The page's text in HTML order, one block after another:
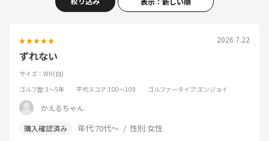
2026.7.22
ずれない
サイズ：WH(白)
ゴルフ歴:3～5年 平均スコア:100～109 ゴルファータイプ:エンジョイ
かえるちゃん
年代:70代～ 性別:女性